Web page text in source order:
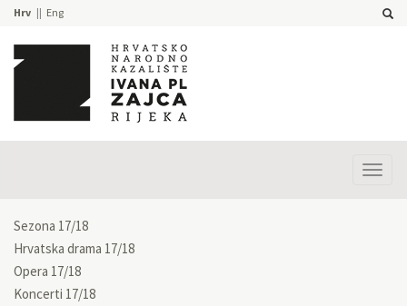
Hrv Eng
Sezona 17/18
Hrvatska drama 17/18
Opera 17/18
Koncerti 17/18